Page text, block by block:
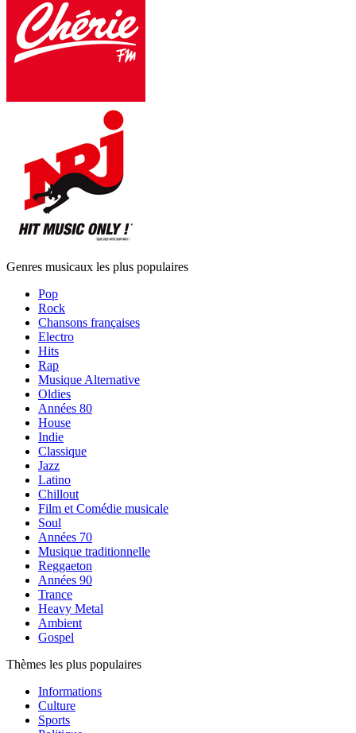
Genres musicaux les plus populaires
Pop
Rock
Chansons françaises
Electro
Hits
Rap
Musique Alternative
Oldies
Années 80
House
Indie
Classique
Jazz
Latino
Chillout
Film et Comédie musicale
Soul
Années 70
Musique traditionnelle
Reggaeton
Années 90
Trance
Heavy Metal
Ambient
Gospel
Thèmes les plus populaires
Informations
Culture
Sports